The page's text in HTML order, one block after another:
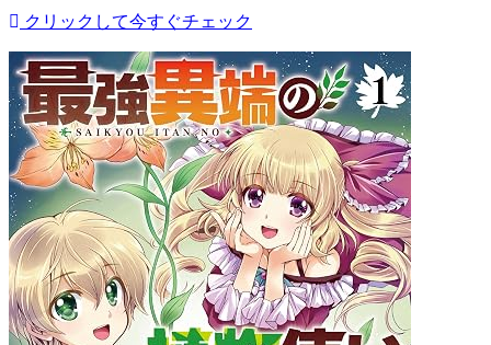
クリックして今すぐチェック